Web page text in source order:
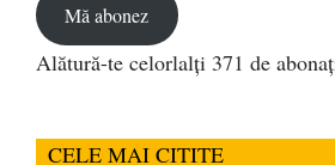
Mă abonez
Alătură-te celorlalți 371 de
CELE MAI CITITE